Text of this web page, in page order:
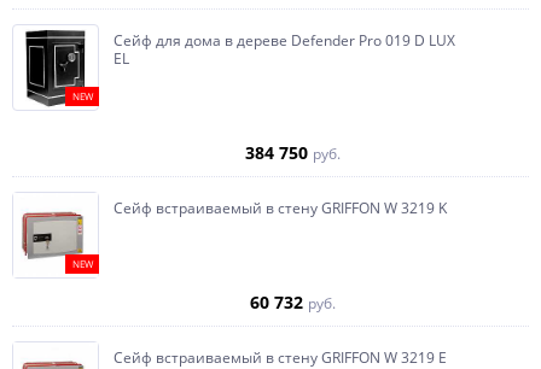
NEW
Сейф для дома в дереве Defender Pro 019 D LUX
EL
384 750 руб.
NEW
Сейф встраиваемый в стену GRIFFON W 3219 K
60 732 руб.
Сейф встраиваемый в стену GRIFFON W 3219 E